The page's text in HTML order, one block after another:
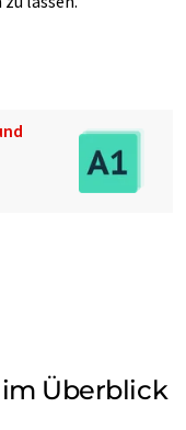
Überblick